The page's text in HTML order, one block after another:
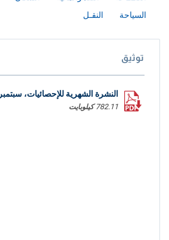
السياحة
النقـل
توثيق
النشرة الشهرية للإحصائيات، سبتمبر 2023
782.11 كيلوبايت